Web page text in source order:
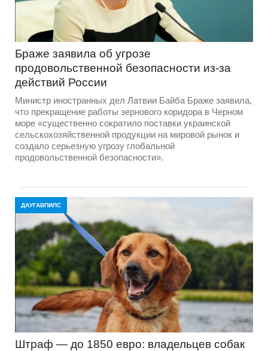
Браже заявила об угрозе
продовольственной безопасности из-за
действий России
Министр иностранных дел Латвии Байба Браже заявила,
что прекращение работы зернового коридора в Черном
море «существенно сократило поставки украинской
сельскохозяйственной продукции на мировой рынок и
создало серьезную угрозу глобальной
продовольственной безопасности».
ДАУГАВПИЛС
Штраф — до 1850 евро: владельцев собак